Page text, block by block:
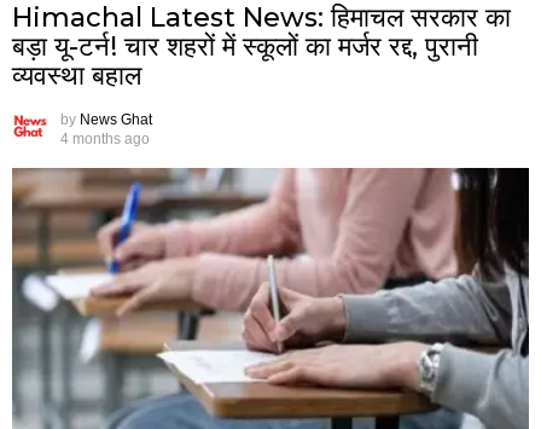
Himachal Latest News: हिमाचल सरकार का
बड़ा यू-टर्न! चार शहरों में स्कूलों का मर्जर रद्द, पुरानी
व्यवस्था बहाल
by News Ghat
4 months ago